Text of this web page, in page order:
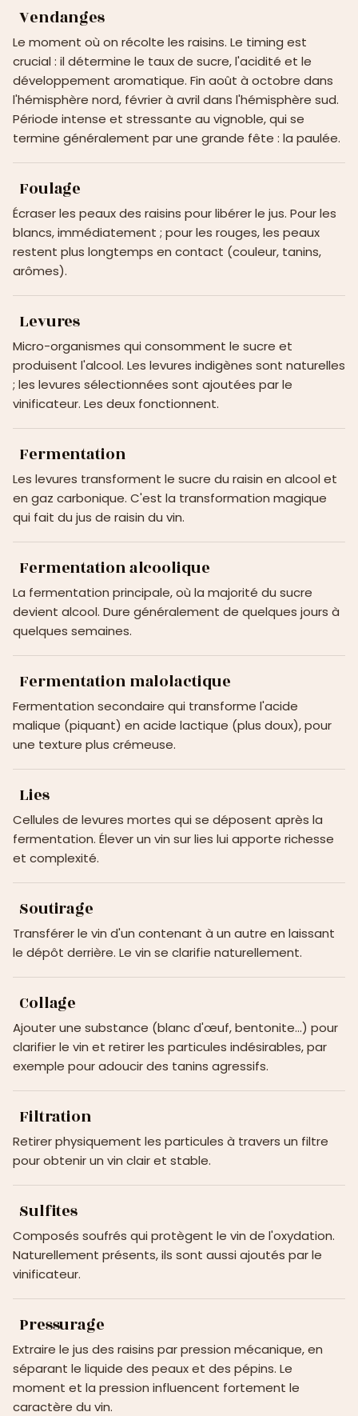
Vendanges
Le moment où on récolte les raisins. Le timing est
crucial : il détermine le taux de sucre, l'acidité et le
développement aromatique. Fin août à octobre dans
l'hémisphère nord, février à avril dans l'hémisphère sud.
Période intense et stressante au vignoble, qui se
termine généralement par une grande fête : la paulée.
Foulage
Écraser les peaux des raisins pour libérer le jus. Pour les
blancs, immédiatement ; pour les rouges, les peaux
restent plus longtemps en contact (couleur, tanins,
arômes).
Levures
Micro-organismes qui consomment le sucre et
produisent l'alcool. Les levures indigènes sont naturelles
; les levures sélectionnées sont ajoutées par le
vinificateur. Les deux fonctionnent.
Fermentation
Les levures transforment le sucre du raisin en alcool et
en gaz carbonique. C'est la transformation magique
qui fait du jus de raisin du vin.
Fermentation alcoolique
La fermentation principale, où la majorité du sucre
devient alcool. Dure généralement de quelques jours à
quelques semaines.
Fermentation malolactique
Fermentation secondaire qui transforme l'acide
malique (piquant) en acide lactique (plus doux), pour
une texture plus crémeuse.
Lies
Cellules de levures mortes qui se déposent après la
fermentation. Élever un vin sur lies lui apporte richesse
et complexité.
Soutirage
Transférer le vin d'un contenant à un autre en laissant
le dépôt derrière. Le vin se clarifie naturellement.
Collage
Ajouter une substance (blanc d'œuf, bentonite…) pour
clarifier le vin et retirer les particules indésirables, par
exemple pour adoucir des tanins agressifs.
Filtration
Retirer physiquement les particules à travers un filtre
pour obtenir un vin clair et stable.
Sulfites
Composés soufrés qui protègent le vin de l'oxydation.
Naturellement présents, ils sont aussi ajoutés par le
vinificateur.
Pressurage
Extraire le jus des raisins par pression mécanique, en
séparant le liquide des peaux et des pépins. Le
moment et la pression influencent fortement le
caractère du vin.